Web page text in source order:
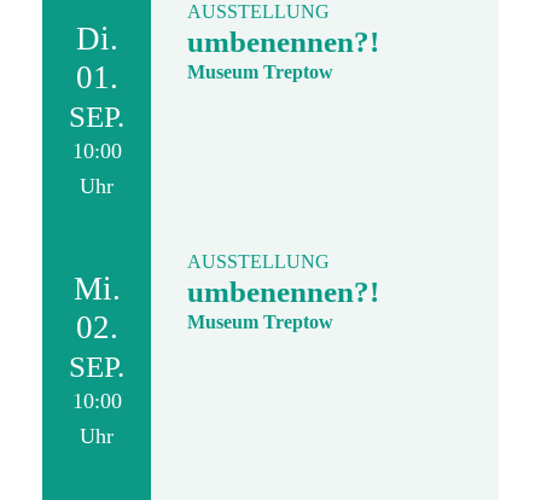
Di.
01.
SEP.
10:00
Uhr
AUSSTELLUNG
umbenennen?!
Museum Treptow
Mi.
02.
SEP.
10:00
Uhr
AUSSTELLUNG
umbenennen?!
Museum Treptow